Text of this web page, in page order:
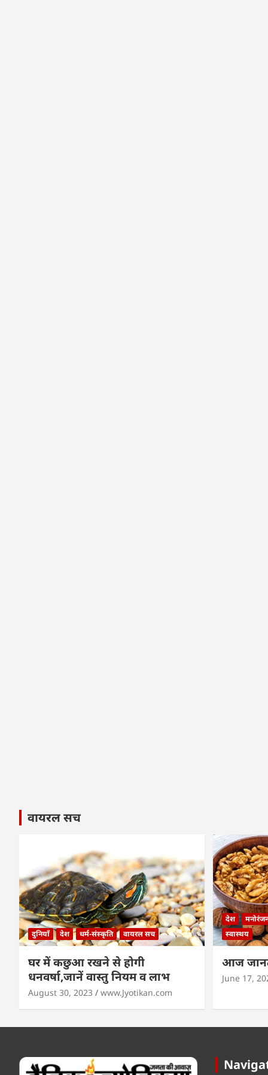
वायरल सच
दुनियाँ देश धर्म-संस्कृति वायरल सच
घर में कछुआ रखने से होगी
धनवर्षा,जानें वास्तु नियम व लाभ
August 30, 2023 www.Jyotikan.com
देश
स्वास्थय
आज
June 17,